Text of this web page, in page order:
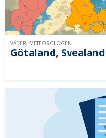
Götaland,
VÄDER, METEOROLOGEN